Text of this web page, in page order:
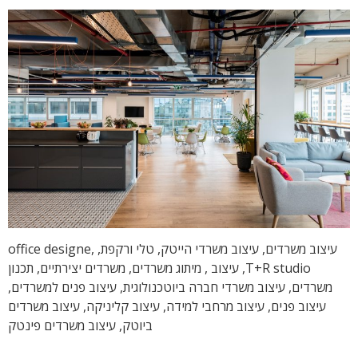
עיצוב משרדים, עיצוב משרדי הייטק, טלי ורקפת, office designe,
T+R studio, עיצוב , מיתוג משרדים, משרדים יצירתיים, תכנון
משרדים, עיצוב משרדי חברה ביוטכנולוגית, עיצוב פנים למשרדים,
עיצוב פנים, עיצוב מרחבי למידה, עיצוב קליניקה, עיצוב משרדים
ביוטק, עיצוב משרדים פינטק